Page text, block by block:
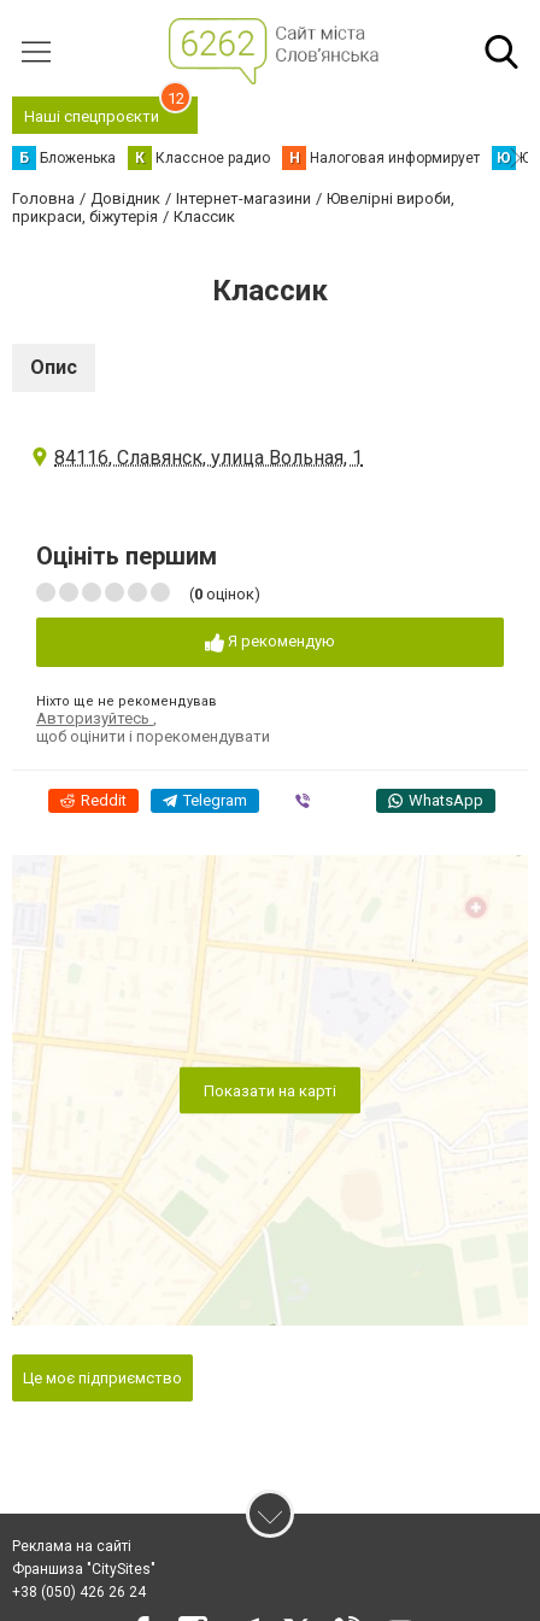
Наші спецпроєкти
12
Б Бложенька К Классное радио Н Налоговая информирует Ю
Головна Довідник Інтернет-магазини
Ювелірні вироби,
прикраси, біжутерія
Классик
Классик
Опис
84116, Славянск, улица Вольная, 1
Оцініть першим
(0 оцінок)
Я рекомендую
Ніхто ще не рекомендував
Авторизуйтесь
щоб оцінити і порекомендувати
Reddit Telegram WhatsApp
Показати на карті
Це моє підприємство
Реклама на сайті
Франшиза "CitySites"
+38 (050) 426 26 24